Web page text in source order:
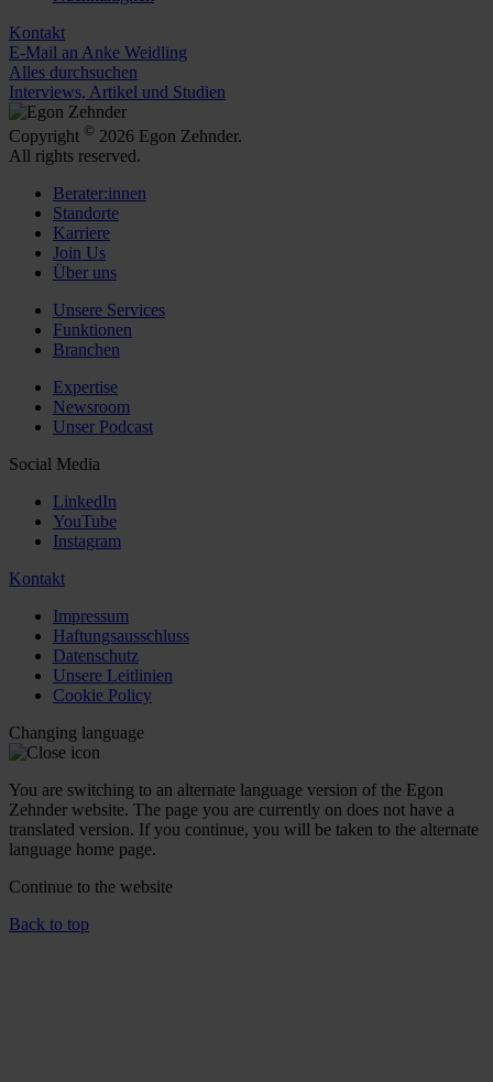
Kontakt
E-Mail an Anke Weidling
Alles durchsuchen
Interviews, Artikel und Studien
Copyright © 2026 Egon Zehnder.
All rights reserved.
Berater:innen
Standorte
Karriere
Join Us
Über uns
Unsere Services
Funktionen
Branchen
Expertise
Newsroom
Unser Podcast
Social Media
LinkedIn
YouTube
Instagram
Kontakt
Impressum
Haftungsausschluss
Datenschutz
Unsere Leitlinien
Cookie Policy
Changing language
You are switching to an alternate language version of the Egon
Zehnder website. The page you are currently on does not have a
translated version. If you continue, you will be taken to the alternate
language home page.
Continue to the website
Back to top